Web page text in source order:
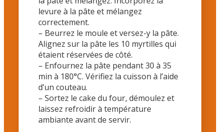
levure à la pâte et mélangez
correctement.
– Beurrez le moule et versez-y la pâte.
Alignez sur la pâte les 10 myrtilles qui
étaient réservées de côté.
– Enfournez la pâte pendant 30 à 35
min à 180°C. Vérifiez la cuisson à l’aide
d’un couteau.
– Sortez le cake du four, démoulez et
laissez refroidir à température
ambiante avant de servir.